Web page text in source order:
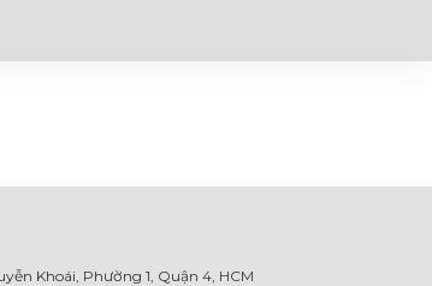
Khoái, Phường 1, Quận 4, HCM